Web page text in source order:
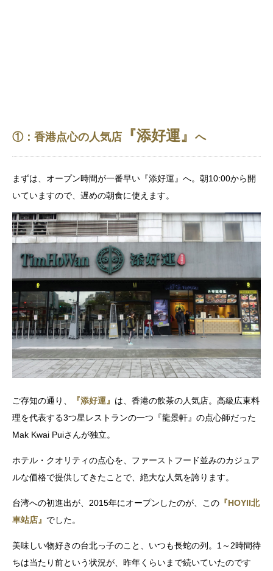
①：香港点心の人気店 『添好運』 へ
まずは、オープン時間が一番早い 『添好運』へ。朝10:00から開
いていますので、遅めの朝食に使えます。
ご存知の通り、 『添好運』 は、香港の飲茶の人気店。高級広東料
理を代表する3つ星レストランの一つ『龍景軒』の点心師だった
Mak Kwai Puiさんが独立。
ホテル・クオリティの点心を、ファーストフード並みのカジュア
ルな価格で提供してきたことで、絶大な人気を誇ります。
台湾への初進出が、2015年にオープンしたのが、この 『HOYII北
車站店』 でした。
美味しい物好きの台北っ子のこと、いつも長蛇の列。1～2時間待
ちは当たり前という状況が、昨年くらいまで続いていたのです